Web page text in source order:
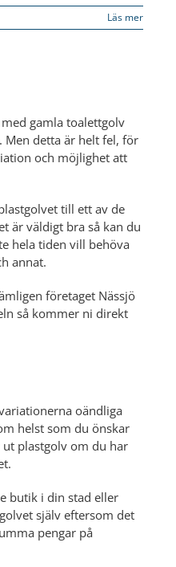
Läs mer
gamla toalettgolv
Men detta är helt fel, för
och möjlighet att
till ett av de
är väldigt bra så kan du
hela tiden vill behöva
annat.
företaget Nässjö
så kommer ni direkt
oändliga
helst som du önskar
plastgolv om du har
butik i din stad eller
själv eftersom det
pengar på